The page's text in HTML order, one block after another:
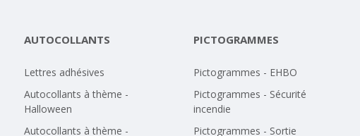
AUTOCOLLANTS
Lettres adhésives
Autocollants à thème -
Halloween
Autocollants à thème -
PICTOGRAMMES
Pictogrammes - EHBO
Pictogrammes - Sécurité
incendie
Pictogrammes - Sortie